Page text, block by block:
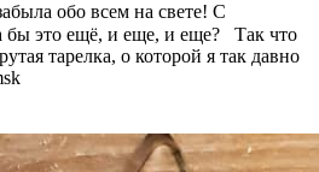
обо всем на свете! С
бы это ещё, и еще, и еще?⠀Так что
тарелка, о которой я так давно